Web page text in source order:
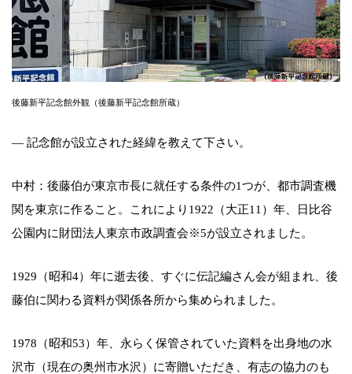
後藤新平記念館外観（後藤新平記念館所蔵）
— 記念館が設立された経緯を教えて下さい。
中村：後藤伯が東京市長に就任する条件の1つが、都市調査機
関を東京に作ること。これにより1922（大正11）年、日比谷
公園内に財団法人東京市政調査会※5が設立されました。
1929（昭和4）年に逝去後、すぐに伝記編さん会が組まれ、後
藤伯に関わる資料が関係各所から集められました。
1978（昭和53）年、永らく保管されていた資料を出身地の水
沢市（現在の奥州市水沢）に寄贈いただき、有志の協力のも